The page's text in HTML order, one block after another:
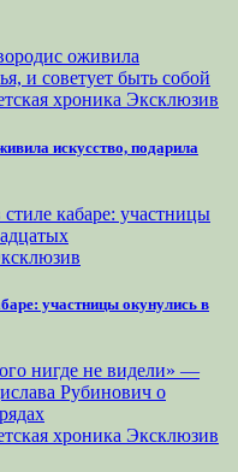
хроника Эксклюзив
искусство, подарила
участницы окунулись в
хроника Эксклюзив